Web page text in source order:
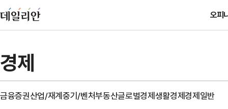
오피
경제
금융증권산업/재계중기/벤처부동산글로벌경제생활경제경제일반